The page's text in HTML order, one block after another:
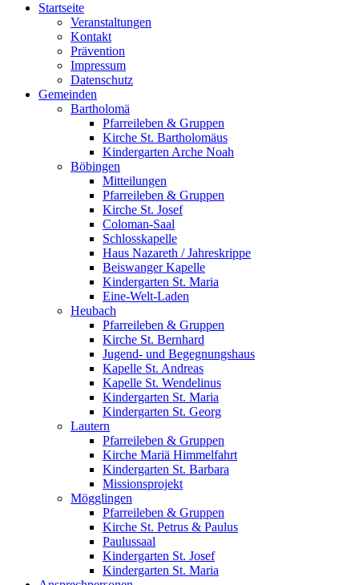
Startseite
Veranstaltungen
Kontakt
Prävention
Impressum
Datenschutz
Gemeinden
Bartholomä
Pfarreileben & Gruppen
Kirche St. Bartholomäus
Kindergarten Arche Noah
Böbingen
Mitteilungen
Pfarreileben & Gruppen
Kirche St. Josef
Coloman-Saal
Schlosskapelle
Haus Nazareth / Jahreskrippe
Beiswanger Kapelle
Kindergarten St. Maria
Eine-Welt-Laden
Heubach
Pfarreileben & Gruppen
Kirche St. Bernhard
Jugend- und Begegnungshaus
Kapelle St. Andreas
Kapelle St. Wendelinus
Kindergarten St. Maria
Kindergarten St. Georg
Lautern
Pfarreileben & Gruppen
Kirche Mariä Himmelfahrt
Kindergarten St. Barbara
Missionsprojekt
Mögglingen
Pfarreileben & Gruppen
Kirche St. Petrus & Paulus
Paulussaal
Kindergarten St. Josef
Kindergarten St. Maria